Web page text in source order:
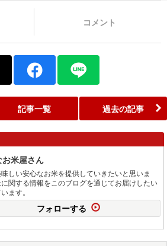
コメント
記事一覧 過去の記事
お米屋さん
しい安心なお米を提供していきたいと思いま
関する情報をこのブログを通じてお届けしたい
ます。
フォローする